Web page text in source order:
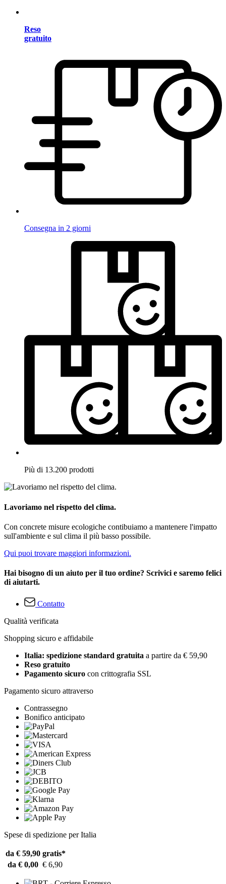
Reso
gratuito
Consegna in 2 giorni
Più di 13.200 prodotti
Lavoriamo nel rispetto del clima.
Con concrete misure ecologiche contibuiamo a mantenere l'impatto
sull'ambiente e sul clima il più basso possibile.
Qui puoi trovare maggiori informazioni.
Hai bisogno di un aiuto per il tuo ordine? Scrivici e saremo felici
di aiutarti.
Contatto
Qualità verificata
Shopping sicuro e affidabile
Italia: spedizione standard gratuita a partire da € 59,90
Reso gratuito
Pagamento sicuro con crittografia SSL
Pagamento sicuro attraverso
Contrassegno
Bonifico anticipato
Spese di spedizione per Italia
da € 59,90 gratis*
da € 0,00 € 6,90